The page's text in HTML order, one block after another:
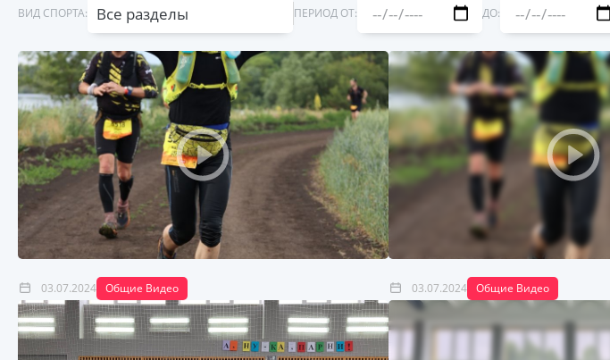
ВИД СПОРТА: Все разделы ПЕРИОД ОТ: ДО:
03.07.2024 Общие Видео 03.07.2024 Общие Видео